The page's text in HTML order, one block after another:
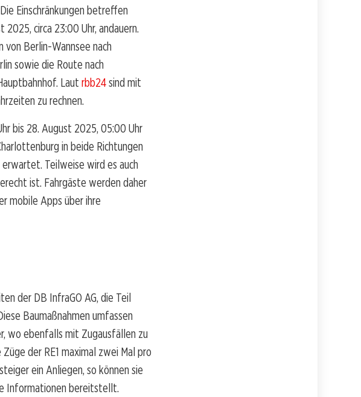
Einschränkungen betreffen
circa 23:00 Uhr, andauern.
Berlin-Wannsee nach
sowie die Route nach
Laut rbb24sind mit
zu rechnen.
bis 28. August 2025, 05:00 Uhr
in beide Richtungen
Teilweise wird es auch
ist. Fahrgäste werden daher
mobile Apps über ihre
der DB InfraGO AG, die Teil
Baumaßnahmen umfassen
wo ebenfalls mit Zugausfällen zu
der RE1 maximal zwei Mal pro
ein Anliegen, so können sie
Informationen bereitstellt.